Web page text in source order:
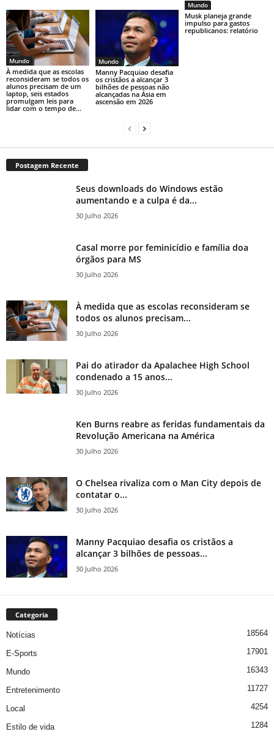
Mundo
À medida que as escolas
reconsideram se todos os
alunos precisam de um
laptop, seis estados
promulgam leis para
lidar com o tempo de...
Mundo
Manny Pacquiao desafia
os cristãos a alcançar 3
bilhões de pessoas não
alcançadas na Ásia em
ascensão em 2026
Mundo
Musk planeja grande
impulso para gastos
republicanos: relatório
Postagem Recente
Seus downloads do Windows estão
aumentando e a culpa é da...
30 Julho 2026
Casal morre por feminicídio e família doa
órgãos para MS
30 Julho 2026
À medida que as escolas reconsideram se
todos os alunos precisam...
30 Julho 2026
Pai do atirador da Apalachee High School
condenado a 15 anos...
30 Julho 2026
Ken Burns reabre as feridas fundamentais da
Revolução Americana na América
30 Julho 2026
O Chelsea rivaliza com o Man City depois de
contatar o...
30 Julho 2026
Manny Pacquiao desafia os cristãos a
alcançar 3 bilhões de pessoas...
30 Julho 2026
Categoria
Notícias 18564
E-Sports 17901
Mundo 16343
Entretenimento 11727
Local 4254
Estilo de vida 1284